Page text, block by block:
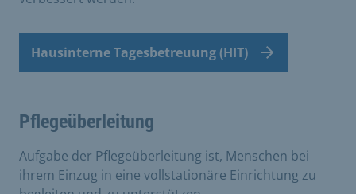
Hausinterne Tagesbetreuung (HIT)
Pflegeüberleitung
Aufgabe der Pflegeüberleitung ist, Menschen bei
ihrem Einzug in eine vollstationäre Einrichtung zu